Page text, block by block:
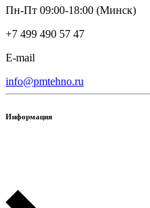
Пн-Пт 09:00-18:00 (Минск)
+7 499 490 57 47
E-mail
info@pmtehno.ru
Информация